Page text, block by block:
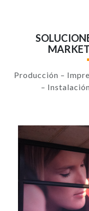
Producción –
–